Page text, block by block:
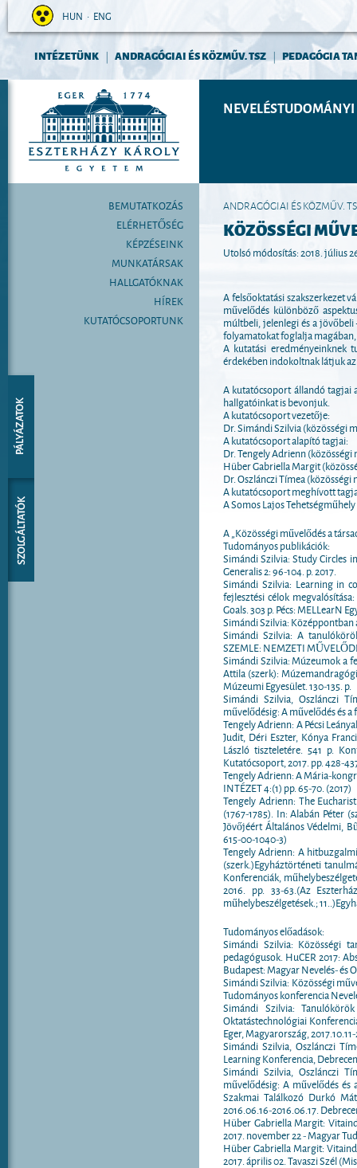
HUN • ENG
INTÉZETÜNK | ANDRAGÓGIAI ÉS KÖZMŰV. TSZ | PEDAGÓGIA
BEMUTATKOZÁS
ELÉRHETŐSÉG
KÉPZÉSEINK
MUNKATÁRSAK
HALLGATÓKNAK
HÍREK
KUTATÓCSOPORTUNK
ANDRAGÓGIAI ÉS KÖZMŰV.
KÖZÖSSÉGI
Utolsó módosítás: 2018. július
A felsőoktatási szakszerkezet
művelődés különböző
múltbeli, jelenlegi és a
folyamatokat foglalja
A kutatási eredményeinknek
érdekében indokoltnak látjuk
A kutatócsoport állandó tagjai
hallgatóinkat is bevonjuk.
A kutatócsoport vezetője:
Dr. Simándi Szilvia (közösségi
A kutatócsoport alapító tagjai:
Dr. Tengely Adrienn
Hüber Gabriella Margit
Dr. Oszlánczi Tímea
A kutatócsoport meghívott
A Somos Lajos
A „Közösségi művelődés a
Tudományos publikációk:
Simándi Szilvia: Study Circles
Generalis 2: 96-104. p. 2017.
Simándi Szilvia: Learning in
fejlesztési célok
Goals. 303 p. Pécs: MELLearN
Simándi Szilvia: Középpontban
Simándi Szilvia: A
SZEMLE: NEMZETI
Simándi Szilvia: Múzeumok a
Attila (szerk):
Múzeumi Egyesület. 130-135. p.
Simándi Szilvia, Oszlánczi
művelődésig: A művelődés és
Tengely Adrienn: A Pécsi
Judit, Déri Eszter, Kónya
László tiszteletére. 541 p.
Kutatócsoport, 2017. pp. 428-
Tengely Adrienn: A Mária-
INTÉZET 4:(1) pp. 65-70. (2017)
Tengely Adrienn: The
(1767-1785). In: Alabán Péter
Jövőjéért Általános Védelmi,
615-00-1040-3)
Tengely Adrienn: A
(szerk.)Egyháztörténeti
Konferenciák,
2016. pp. 33-63.(Az
műhelybeszélgetések.;
Tudományos előadások:
Simándi Szilvia: Közösségi
pedagógusok. HuCER 2017:
Budapest: Magyar Nevelés- és
Simándi Szilvia: Közösségi
Tudományos konferencia
Simándi Szilvia:
Oktatástechnológiai
Eger, Magyarország,
Simándi Szilvia, Oszlánczi
Learning Konferencia,
Simándi Szilvia, Oszlánczi
művelődésig: A művelődés
Szakmai Találkozó Durkó
2016.06.16-2016.06.17.
Hüber Gabriella Margit:
2017. november 22 - Magyar
Hüber Gabriella Margit:
2017. április 02. Tavaszi Szél